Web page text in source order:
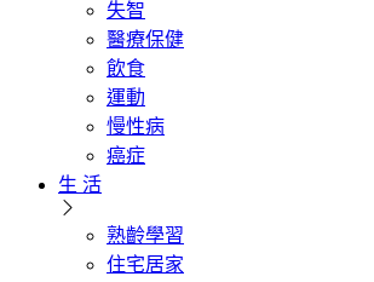
失智
醫療保健
飲食
運動
慢性病
癌症
生 活
熟齡學習
住宅居家